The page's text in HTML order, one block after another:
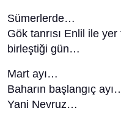
Sümerlerde…
Gök tanrısı Enlil ile yer
birleştiği gün…
Mart ayı…
Baharın başlangıç
Yani Nevruz…